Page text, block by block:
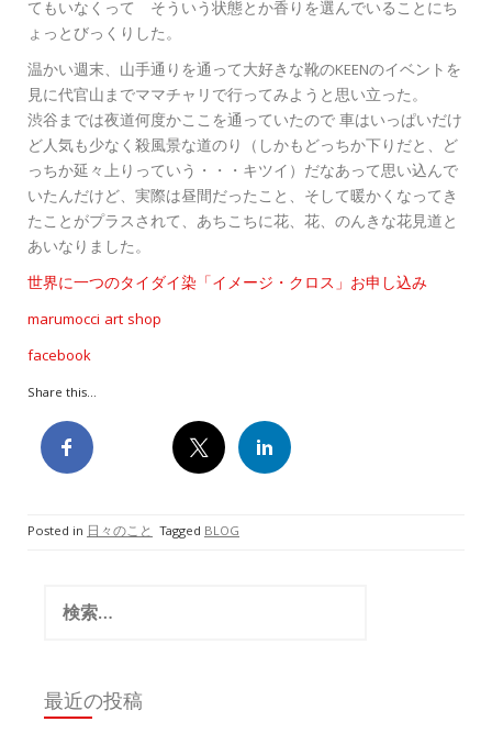
てもいなくって そういう状態とか香りを選んでいることにち
ょっとびっくりした。
温かい週末、山手通りを通って大好きな靴のKEENのイベントを
見に代官山までママチャリで行ってみようと思い立った。
渋谷までは夜道何度かここを通っていたので 車はいっぱいだけ
ど人気も少なく殺風景な道のり（しかもどっちか下りだと、ど
っちか延々上りっていう・・・キツイ）だなあって思い込んで
いたんだけど、実際は昼間だったこと、そして暖かくなってき
たことがプラスされて、あちこちに花、花、のんきな花見道と
あいなりました。
世界に一つのタイダイ染「イメージ・クロス」お申し込み
marumocci art shop
facebook
Share this...
Posted in 日々のこと Tagged BLOG
最近の投稿